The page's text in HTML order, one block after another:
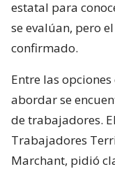
estatal para
se evalúan, pero
confirmado.
Entre las
abordar se
de trabajadores.
Trabajadores
Marchant, pidió